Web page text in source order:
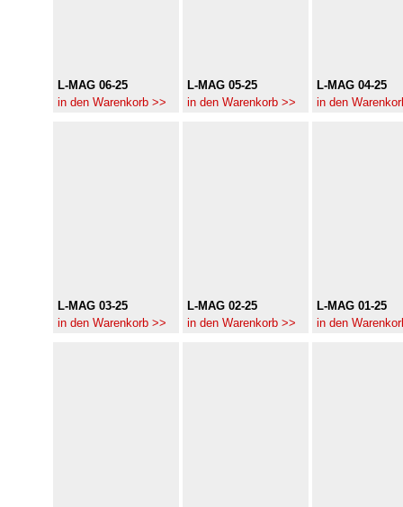
L-MAG 06-25
in den Warenkorb >>
L-MAG 05-25
in den Warenkorb >>
L-MAG 04-25
in den
L-MAG 03-25
in den Warenkorb >>
L-MAG 02-25
in den Warenkorb >>
L-MAG 01-25
in den